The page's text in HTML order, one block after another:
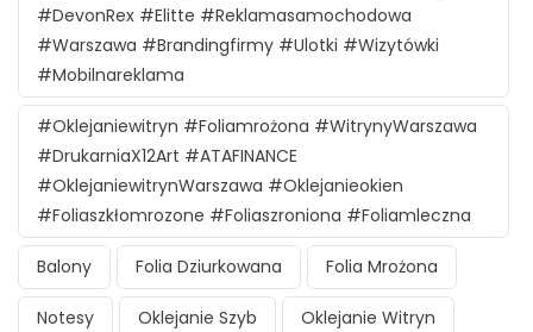
#DevonRex #Elitte #reklamasamochodowa
#Warszawa #brandingfirmy #ulotki #wizytówki
#mobilnareklama
#oklejaniewitryn #foliamrożona #witrynyWarszawa
#DrukarniaX12Art #ATAFINANCE
#oklejaniewitrynWarszawa #oklejanieokien
#foliaszkłomrozone #foliaszroniona #foliamleczna
Balony Folia Dziurkowana Folia Mrożona
Notesy Oklejanie Szyb Oklejanie Witryn